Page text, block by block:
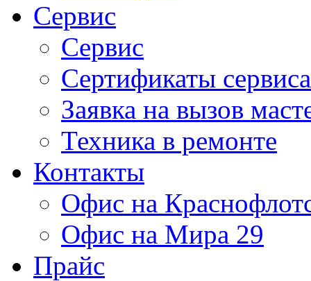
Сервис
Сервис
Сертификаты сервиса
Заявка на вызов
Техника в ремонте
Контакты
Офис на
Офис на Мира 29
Прайс